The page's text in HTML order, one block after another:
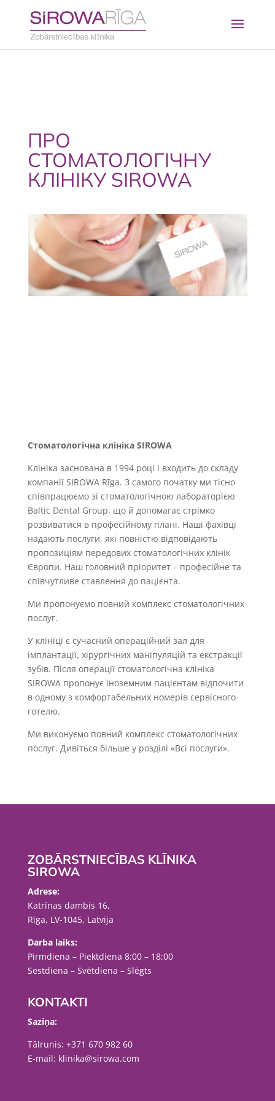
ПРО
СТОМАТОЛОГІЧНУ
КЛІНІКУ SIROWA
Стоматологічна клініка SIROWA
Клініка заснована в 1994 році і входить до складу
компанії SIROWA Rīga. З самого початку ми тісно
співпрацюємо зі стоматологічною лабораторією
Baltic Dental Group, що й допомагає стрімко
розвиватися в професійному плані. Наші фахівці
надають послуги, які повністю відповідають
пропозиціям передових стоматологічних клінік
Європи. Наш головний пріоритет – професійне та
співчутливе ставлення до пацієнта.
Ми пропонуємо повний комплекс стоматологічних
послуг.
У клініці є сучасний операційний зал для
імплантації, хірургічних маніпуляцій та екстракції
зубів. Після операції стоматологічна клініка
SIROWA пропонує іноземним пацієнтам відпочити
в одному з комфортабельних номерів сервісного
готелю.
Ми виконуємо повний комплекс стоматологічних
послуг. Дивіться більше у розділі «Всі послуги».
ZOBĀRSTNIECĪBAS KLĪNIKA
SIROWA
Adrese:
Katrīnas dambis 16,
Rīga, LV-1045, Latvija
Darba laiks:
Pirmdiena – Piektdiena 8:00 – 18:00
Sestdiena – Svētdiena – Slēgts
KONTAKTI
Saziņa:
Tālrunis: +371 670 982 60
E-mail: klinika@sirowa.com